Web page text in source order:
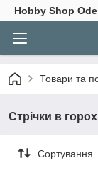
Hobbу Shop
Товари та
Стрічки в
Сортування